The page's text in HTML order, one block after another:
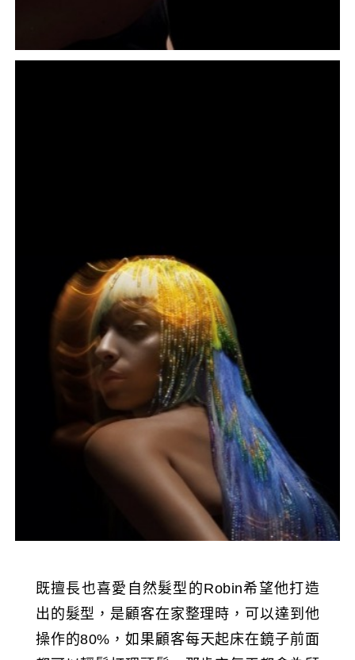
既擅長也喜愛自然髮型的Robin希望他打造
出的髮型，是顧客在家整理時，可以達到他
操作的80%，如果顧客每天起床在鏡子前面